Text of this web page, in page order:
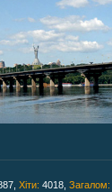
Хіти: 4018, Загалом: